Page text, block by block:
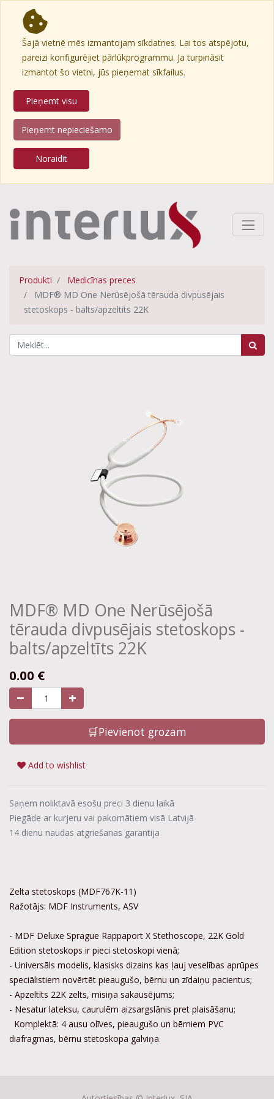
Šajā vietnē mēs izmantojam sīkdatnes. Lai tos atspējotu,
pareizi konfigurējiet pārlūkprogrammu. Ja turpināsit
izmantot šo vietni, jūs pieņemat sīkfailus.
Pieņemt visu
Pieņemt nepieciešamo
Noraidīt
Produkti
Medicīnas preces
MDF® MD One Nerūsējošā tērauda divpusējais
stetoskops - balts/apzeltīts 22K
MDF® MD One Nerūsējošā
tērauda divpusējais stetoskops -
balts/apzeltīts 22K
0.00 €
🛒Pievienot grozam
Add to wishlist
Saņem noliktavā esošu preci 3 dienu laikā
Piegāde ar kurjeru vai pakomātiem visā Latvijā
14 dienu naudas atgriešanas garantija
Zelta stetoskops (MDF767K-11)
Ražotājs: MDF Instruments, ASV
- MDF Deluxe Sprague Rappaport X Stethoscope, 22K Gold
Edition stetoskops ir pieci stetoskopi vienā;
- Universāls modelis, klasisks dizains kas ļauj veselības aprūpes
speciālistiem novērtēt pieaugušo, bērnu un zīdaiņu pacientus;
- Apzeltīts 22K zelts, misiņa sakausējums;
- Nesatur lateksu, caurulēm aizsargslānis pret plaisāšanu;
Komplektā: 4 ausu olīves, pieaugušo un bērniem PVC
diafragmas, bērnu stetoskopa galviņa.